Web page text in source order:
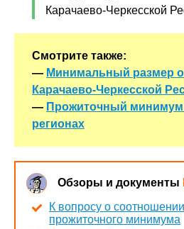
Карачаево-Черкесской
Смотрите также:
— Минимальный размер
Карачаево-Черкесской
— Прожиточный минимум
регионах
Обзоры и документы
К вопросу о
прожиточного минимума